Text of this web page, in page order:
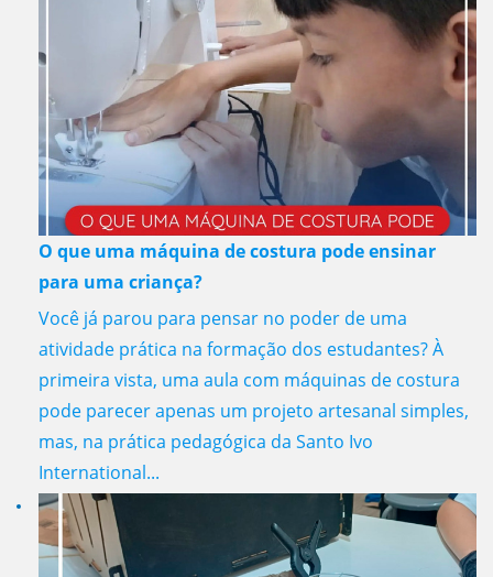
O que uma máquina de costura pode ensinar
para uma criança?
Você já parou para pensar no poder de uma
atividade prática na formação dos estudantes? À
primeira vista, uma aula com máquinas de costura
pode parecer apenas um projeto artesanal simples,
mas, na prática pedagógica da Santo Ivo
International...